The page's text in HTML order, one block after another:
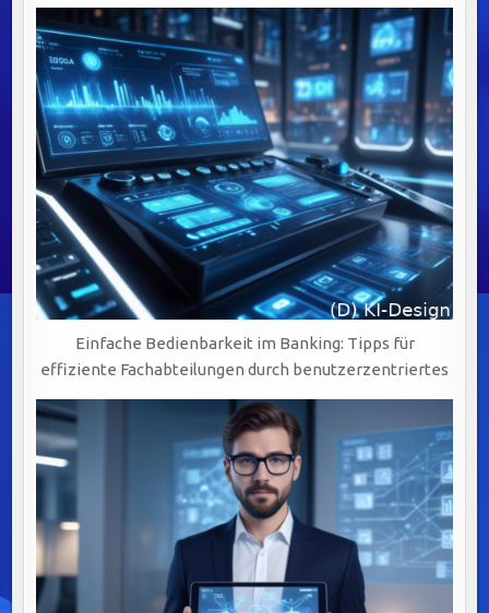
Einfache Bedienbarkeit im Banking: Tipps für
effiziente Fachabteilungen durch benutzerzentriertes